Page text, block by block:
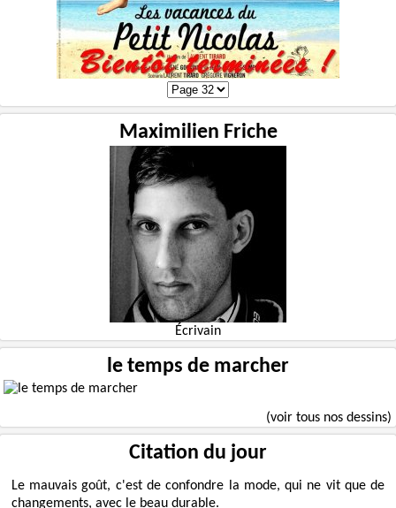
Maximilien Friche
Écrivain
le temps de marcher
(voir tous nos dessins)
Citation du jour
Le mauvais goût, c'est de confondre la mode, qui ne vit que de
changements, avec le beau durable.